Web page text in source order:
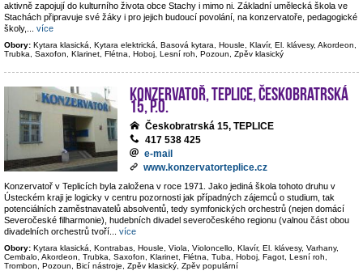
aktivně zapojují do kulturního života obce Stachy i mimo ni. Základní umělecká škola ve
Stachách připravuje své žáky i pro jejich budoucí povolání, na konzervatoře, pedagogické
školy,
více
Obory: Kytara klasická, Kytara elektrická, Basová kytara, Housle, Klavír, El. klávesy, Akordeon,
Trubka, Saxofon, Klarinet, Flétna, Hoboj, Lesní roh, Pozoun, Zpěv klasický
Konzervatoř, Teplice, Českobratrská
15, p.o.
Českobratrská 15, TEPLICE
417 538 425
e-mail
www.konzervatorteplice.cz
Konzervatoř v Teplicích byla založena v roce 1971. Jako jediná škola tohoto druhu v
Ústeckém kraji je logicky v centru pozornosti jak případných zájemců o studium, tak
potenciálních zaměstnavatelů absolventů, tedy symfonických orchestrů (nejen domácí
Severočeské filharmonie), hudebních divadel severočeského regionu (valnou část obou
divadelních orchestrů tvoří
více
Obory: Kytara klasická, Kontrabas, Housle, Viola, Violoncello, Klavír, El. klávesy, Varhany,
Cembalo, Akordeon, Trubka, Saxofon, Klarinet, Flétna, Tuba, Hoboj, Fagot, Lesní roh,
Trombon, Pozoun, Bicí nástroje, Zpěv klasický, Zpěv populární